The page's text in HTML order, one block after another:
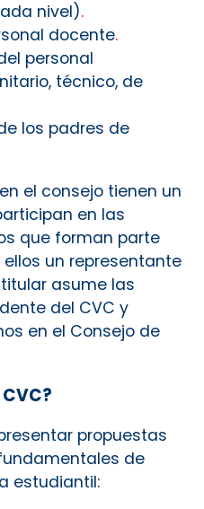
nivel).
docente.
personal
técnico, de
los padres de
el consejo tienen un
en las
que forman parte
un representante
asume las
del CVC y
en el Consejo de
propuestas
de
estudiantil: